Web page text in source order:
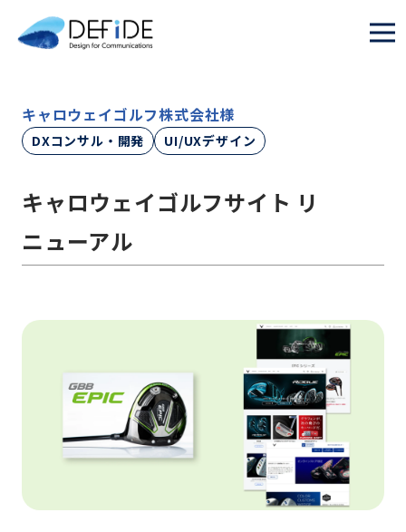
キャロウェイゴルフ株式会社様
DXコンサル・開発 UI/UXデザイン
キャロウェイゴルフサイト リ
ニューアル